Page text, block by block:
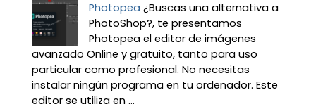
Photopea ¿Buscas una alternativa a
PhotoShop?, te presentamos
Photopea el editor de imágenes
avanzado Online y gratuito, tanto para uso
particular como profesional. No necesitas
instalar ningún programa en tu ordenador. Este
editor se utiliza en ...